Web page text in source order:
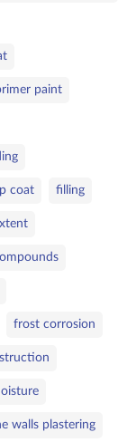
paint
coat filling
frost corrosion
walls plastering